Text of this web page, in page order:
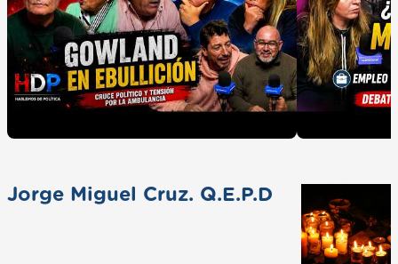
Jorge Miguel Cruz. Q.E.P.D